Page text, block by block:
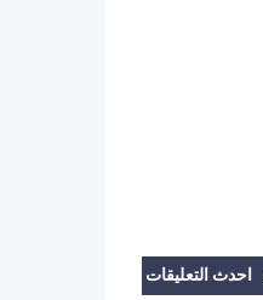
احدث التعليقات